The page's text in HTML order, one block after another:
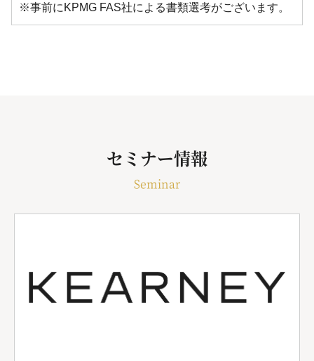
※事前にKPMG FAS社による書類選考がございます。
セミナー情報
Seminar